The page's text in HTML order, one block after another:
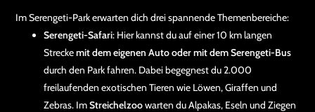
Im Serengeti-Park erwarten dich drei spannende Themenbereiche:
Serengeti-Safari: Hier kannst du auf einer 10 km langen
Streckemit dem eigenen Auto oder mit dem Serengeti-Bus
durch den Park fahren. Dabei begegnest du 2.000
freilaufenden exotischen Tieren wie Löwen, Giraffen und
Zebras. ImStreichelzoowarten du Alpakas, Eseln und Ziegen